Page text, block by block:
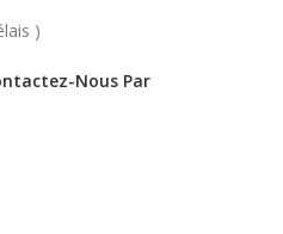
)
Nous Par